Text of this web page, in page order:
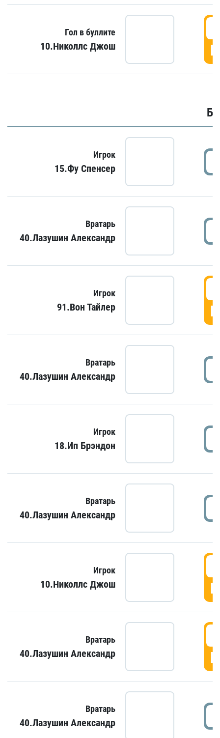
Гол в буллите
10.Николлс Джош
Игрок
15.Фу Спенсер
Вратарь
40.Лазушин Александр
Игрок
91.Вон Тайлер
Вратарь
40.Лазушин Александр
Игрок
18.Ип Брэндон
Вратарь
40.Лазушин Александр
Игрок
10.Николлс Джош
Вратарь
40.Лазушин Александр
Вратарь
40.Лазушин Александр